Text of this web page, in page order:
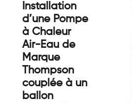
Installation
d’une Pompe
à Chaleur
Air-Eau de
Marque
Thompson
couplée à un
ballon